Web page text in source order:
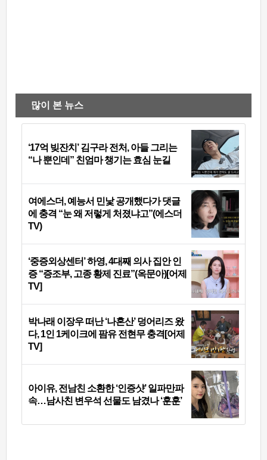
많이 본 뉴스
‘17억 빚잔치’ 김구라 전처, 아들 그리는
“나 뿐인데” 친엄마 챙기는 효심 눈길
여에스더, 예능서 민낯 공개했다가 댓글
에 충격 “눈 왜 저렇게 처졌냐고”(에스더
TV)
‘중증외상센터’ 하영, 4대째 의사 집안 인
증 “증조부, 고종 황제 진료”(옥문아)[어제
TV]
박나래 이장우 떠난 ‘나혼산’ 덩어리즈 왔
다, 1인 1케이크에 팜유 전현무 충격[어제
TV]
아이유, 전남친 소환한 ‘인증샷’ 일파만파
속…남사친 변우석 선물도 남겼나 ‘훈훈’